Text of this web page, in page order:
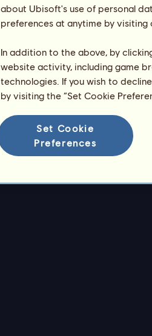
about Ubisoft's use of personal
preferences at anytime by
In addition to the above, by
website activity, including game
technologies. If you wish to
by visiting the “Set Cookie
Set Cookie
Preferences